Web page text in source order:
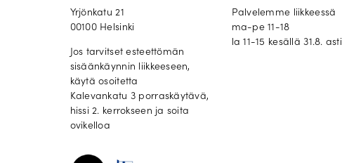
Yrjönkatu 21
00100 Helsinki
Jos tarvitset esteettömän
sisäänkäynnin liikkeeseen,
käytä osoitetta
Kalevankatu 3 porraskäytävä,
hissi 2. kerrokseen ja soita
ovikelloa
Palvelemme liikkeessä
ma-pe 11-18
la 11-15 kesällä 31.8. asti